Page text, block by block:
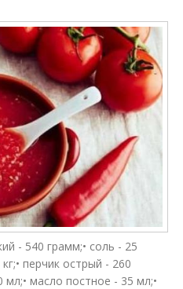
- 540 грамм;• соль - 25
перчик острый - 260
мл;• масло постное - 35 мл;•